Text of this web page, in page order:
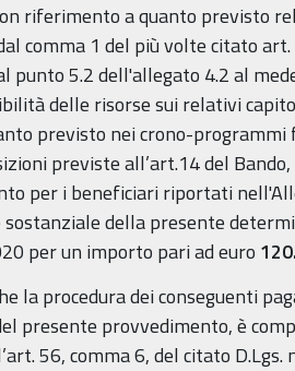
riferimento a quanto previsto
comma 1 del più volte citato
punto 5.2 dell'allegato 4.2 al
delle risorse sui relativi
previsto nei crono-
previste all’art.14 del
per i beneficiari riportati
della presente
per un importo pari ad euro
la procedura dei conseguenti
presente provvedimento, è
56, comma 6, del citato D.Lgs.